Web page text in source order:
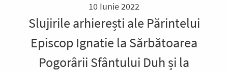
10 Iunie 2022
Slujirile arhierești ale Părintelui
Episcop Ignatie la Sărbătoarea
Pogorârii Sfântului Duh și la